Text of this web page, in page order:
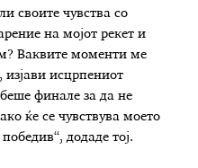
своите чувства со
на мојот рекет и
Ваквите моменти ме
изјави исцрпениот
финале за да не
ќе се чувствува моето
додаде тој.